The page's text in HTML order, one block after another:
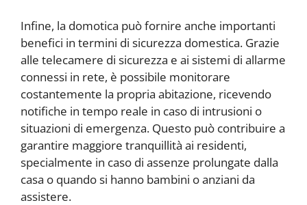
Infine, la domotica può fornire anche importanti
benefici in termini di sicurezza domestica. Grazie
alle telecamere di sicurezza e ai sistemi di allarme
connessi in rete, è possibile monitorare
costantemente la propria abitazione, ricevendo
notifiche in tempo reale in caso di intrusioni o
situazioni di emergenza. Questo può contribuire a
garantire maggiore tranquillità ai residenti,
specialmente in caso di assenze prolungate dalla
casa o quando si hanno bambini o anziani da
assistere.